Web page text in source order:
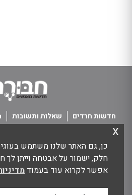
כן, גם האתר שלנו משתמש
חלק, ישמור על אבטחה וייתן לך
אפשר לקרוא עוד בעמוד
x
חדשות חרדים שאלות ותשובות
כל הזכויות שמורות חבורה